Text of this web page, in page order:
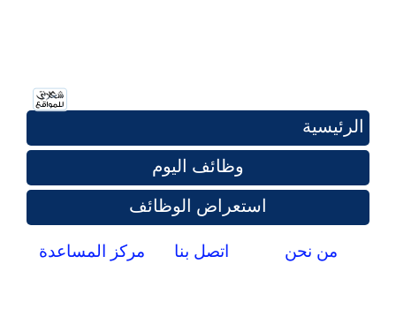
الرئيسية
وظائف اليوم
استعراض الوظائف
من نحن اتصل بنا مركز المساعدة